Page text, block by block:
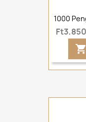
1000
